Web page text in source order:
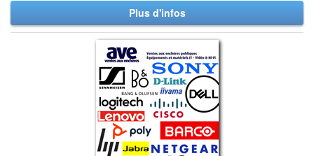
Plus d'infos